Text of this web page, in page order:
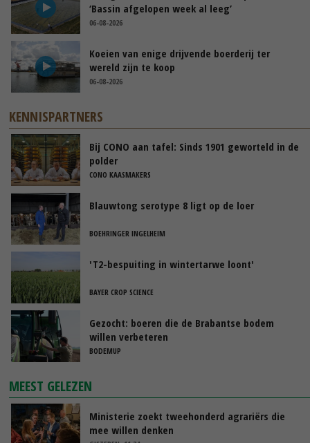
‘Bassin afgelopen week al leeg’
06-08-2026
Koeien van enige drijvende boerderij ter
wereld zijn te koop
06-08-2026
KENNISPARTNERS
Bij CONO aan tafel: Sinds 1901 geworteld in de
polder
CONO KAASMAKERS
Blauwtong serotype 8 ligt op de loer
BOEHRINGER INGELHEIM
'T2-bespuiting in wintertarwe loont'
BAYER CROP SCIENCE
Gezocht: boeren die de Brabantse bodem
willen verbeteren
BODEMUP
MEEST GELEZEN
Ministerie zoekt tweehonderd agrariërs die
mee willen denken